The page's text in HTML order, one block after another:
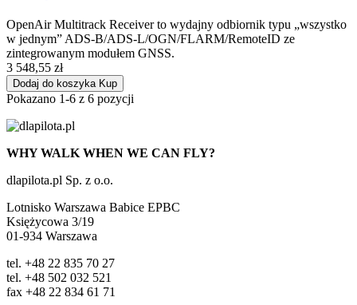
OpenAir Multitrack Receiver to wydajny odbiornik typu „wszystko
w jednym” ADS-B/ADS-L/OGN/FLARM/RemoteID ze
zintegrowanym modułem GNSS.
3 548,55 zł
Dodaj do koszyka Kup
Pokazano 1-6 z 6 pozycji
WHY WALK WHEN WE CAN FLY?
dlapilota.pl Sp. z o.o.
Lotnisko Warszawa Babice EPBC
Księżycowa 3/19
01-934 Warszawa
tel. +48 22 835 70 27
tel. +48 502 032 521
fax +48 22 834 61 71